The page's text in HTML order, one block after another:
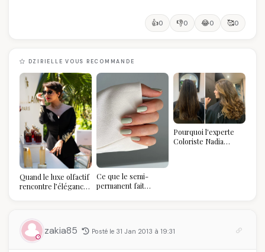
👍0 👎0 😂0 🥰0
DZIRIELLE VOUS RECOMMANDE
Quand le luxe olfactif
rencontre l’élégance
temps
Ce que le semi-
permanent fait
Pourquoi l'experte
Coloriste Nadia
zakia85 Posté le 31 Jan 2013 à 19:31